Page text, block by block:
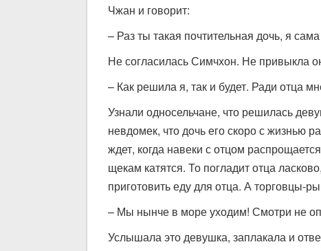
Чжан и говорит:
– Раз ты такая почтительная дочь, я
Не согласилась Симчхон. Не привыкла
– Как решила я, так и будет. Ради отца
Узнали односельчане, что решилась
невдомек, что дочь его скоро с жизнью
ждет, когда навеки с отцом
щекам катятся. То погладит отца
приготовить еду для отца. А торговцы-
– Мы нынче в море уходим! Смотри не
Услышала это девушка, заплакала и